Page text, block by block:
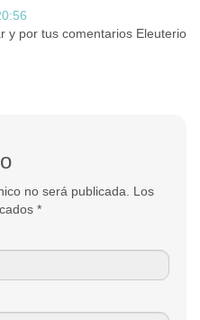
y por tus comentarios Eleuterio
no será publicada. Los
*